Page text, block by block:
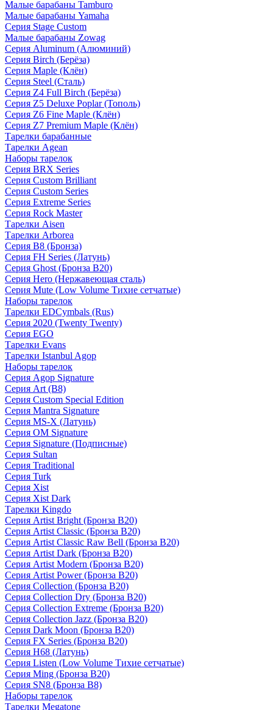
Малые барабаны Tamburo
Малые барабаны Yamaha
Серия Stage Custom
Малые барабаны Zowag
Серия Aluminum (Алюминий)
Серия Birch (Берёза)
Серия Maple (Клён)
Серия Steel (Сталь)
Серия Z4 Full Birch (Берёза)
Серия Z5 Deluxe Poplar (Тополь)
Серия Z6 Fine Maple (Клён)
Серия Z7 Premium Maple (Клён)
Тарелки барабанные
Тарелки Agean
Наборы тарелок
Серия BRX Series
Серия Custom Brilliant
Серия Custom Series
Серия Extreme Series
Серия Rock Master
Тарелки Aisen
Тарелки Arborea
Серия B8 (Бронза)
Серия FH Series (Латунь)
Серия Ghost (Бронза B20)
Серия Hero (Нержавеющая сталь)
Серия Mute (Low Volume Тихие сетчатые)
Наборы тарелок
Тарелки EDCymbals (Rus)
Серия 2020 (Twenty Twenty)
Серия EGO
Тарелки Evans
Тарелки Istanbul Agop
Наборы тарелок
Серия Agop Signature
Серия Art (B8)
Серия Custom Special Edition
Серия Mantra Signature
Серия MS-X (Латунь)
Серия OM Signature
Серия Signature (Подписные)
Серия Sultan
Серия Traditional
Серия Turk
Серия Xist
Серия Xist Dark
Тарелки Kingdo
Серия Artist Bright (Бронза B20)
Серия Artist Classic (Бронза B20)
Серия Artist Classic Raw Bell (Бронза B20)
Серия Artist Dark (Бронза B20)
Серия Artist Modern (Бронза B20)
Серия Artist Power (Бронза B20)
Серия Collection (Бронза B20)
Серия Collection Dry (Бронза B20)
Серия Collection Extreme (Бронза B20)
Серия Collection Jazz (Бронза B20)
Серия Dark Moon (Бронза B20)
Серия FX Series (Бронза B20)
Серия H68 (Латунь)
Серия Listen (Low Volume Тихие сетчатые)
Серия Ming (Бронза B20)
Серия SN8 (Бронза B8)
Наборы тарелок
Тарелки Megatone